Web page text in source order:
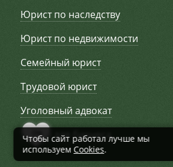
Юрист по наследству
Юрист по недвижимости
Семейный юрист
Трудовой юрист
Уголовный адвокат
Услуги для бизнеса
Чтобы сайт работал лучше мы
используем Cookies.